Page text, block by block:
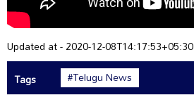
Updated at - 2020-12-08T14:17:53+05:30
Tags
#Telugu News